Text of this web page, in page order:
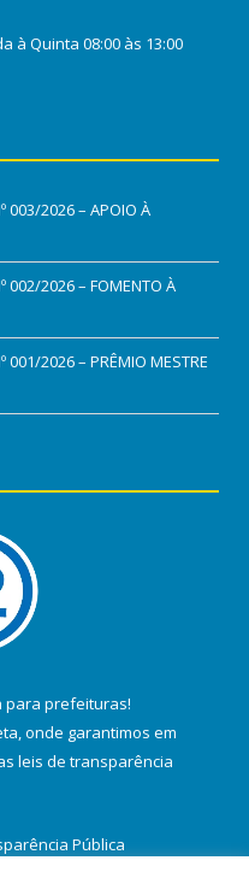
à Quinta 08:00 às 13:00
003/2026 – APOIO À
002/2026 – FOMENTO À
001/2026 – PRÊMIO MESTRE
para prefeituras!
onde garantimos em
leis de transparência
Pública